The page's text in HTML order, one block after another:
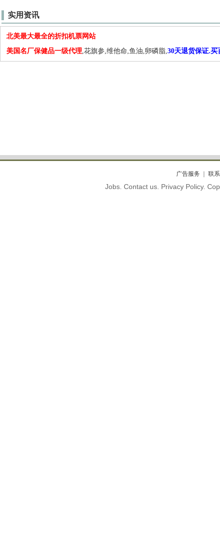
实用资讯
北美最大最全的折扣机票网站
美国名厂保健品一级代理,花旗参,维他命,鱼油,卵磷脂,30天退货保证.买
广告服务 联
Jobs. Contact us. Privacy Policy.